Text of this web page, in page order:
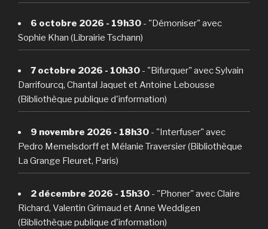
6 octobre 2026 - 19h30 - "Démoniser" avec
Sophie Khan (Librairie Tschann)
7 octobre 2026 - 10h30 - "Bifurquer" avec Sylvain
Darrifourcq, Chantal Jaquet et Antoine Lebousse
(Bibliothèque publique d'information)
9 novembre 2026 - 18h30 - "Interfuser" avec
Pedro Memelsdorff et Mélanie Traversier (Bibliothèque
La Grange Fleuret, Paris)
2 décembre 2026 - 15h30 - "Phoner" avec Claire
Richard, Valentin Grimaud et Anne Weddigen
(Bibliothèque publique d'information)